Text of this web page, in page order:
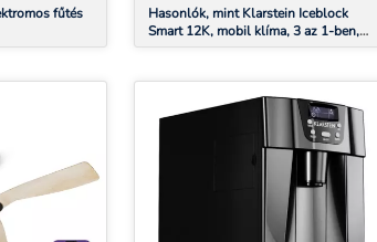
fűtés
Hasonlók, mint Klarstein Iceblock
Smart 12K, mobil klíma, 3 az 1-ben,
12.000 BTU, irányítás alkalmazás által